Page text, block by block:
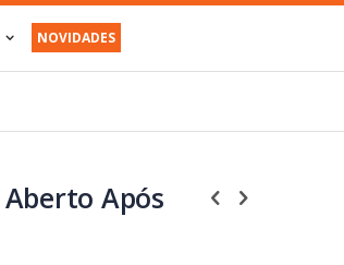
NOVIDADES
Após